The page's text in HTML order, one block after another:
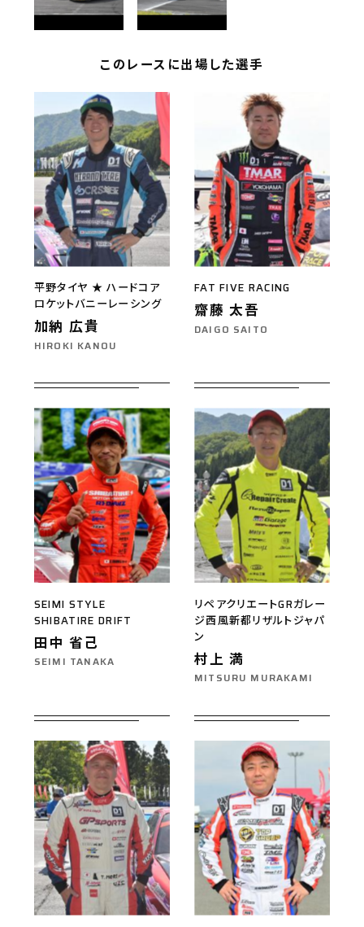
このレースに出場した選手
平野タイヤ ★ ハードコア
ロケットバニーレーシング
加納 広貴
HIROKI KANOU
FAT FIVE RACING
齋藤 太吾
DAIGO SAITO
SEIMI STYLE
SHIBATIRE DRIFT
田中 省己
SEIMI TANAKA
リペアクリエートGRガレー
ジ西風新都リザルトジャパ
ン
村上 満
MITSURU MURAKAMI